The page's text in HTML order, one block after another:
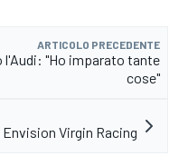
ARTICOLO PRECEDENTE
l'Audi: "Ho imparato tante
cose"
Virgin Racing